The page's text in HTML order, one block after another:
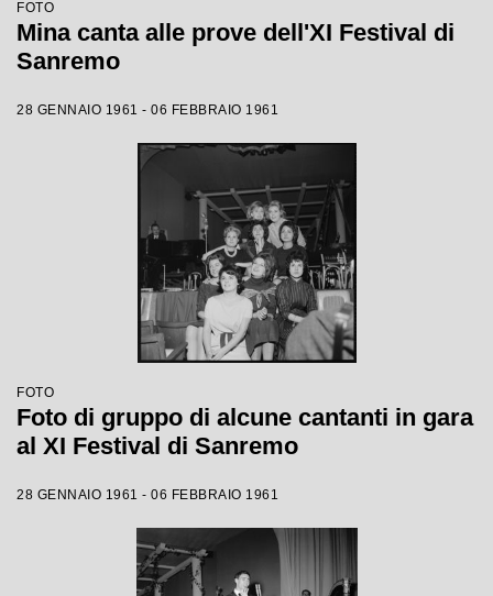
FOTO
Mina canta alle prove dell'XI Festival di
Sanremo
28 GENNAIO 1961 - 06 FEBBRAIO 1961
FOTO
Foto di gruppo di alcune cantanti in gara
al XI Festival di Sanremo
28 GENNAIO 1961 - 06 FEBBRAIO 1961